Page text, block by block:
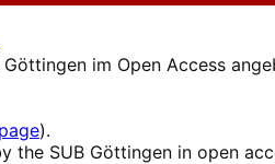
im Open Access
).
the SUB Göttingen in open